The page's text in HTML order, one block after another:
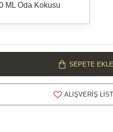
ML Oda Kokusu
SEPETE EKLE
ALIŞVERIŞ